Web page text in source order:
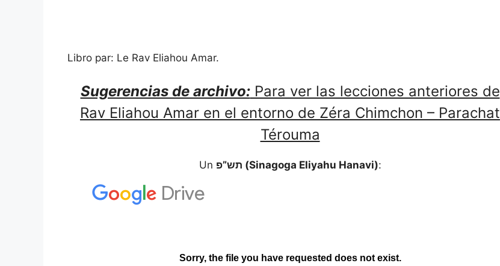
Libro par: Le Rav Eliahou Amar.
Sugerencias de archivo:Para ver las lecciones anteriores de
Rav Eliahou Amar en el entorno de Zéra Chimchon – Parachat
Térouma
Un תש”פ (Sinagoga Eliyahu Hanavi):